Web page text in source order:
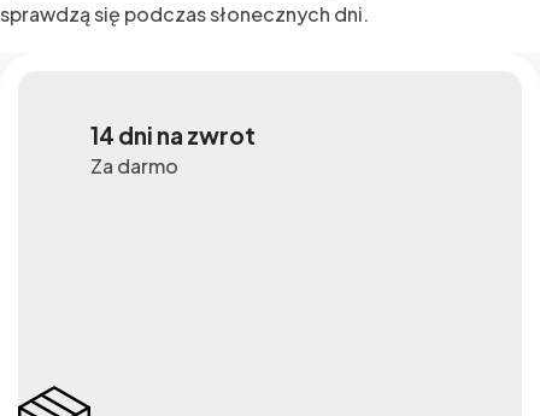
sprawdzą się podczas słonecznych dni.
14 dni na zwrot
Za darmo